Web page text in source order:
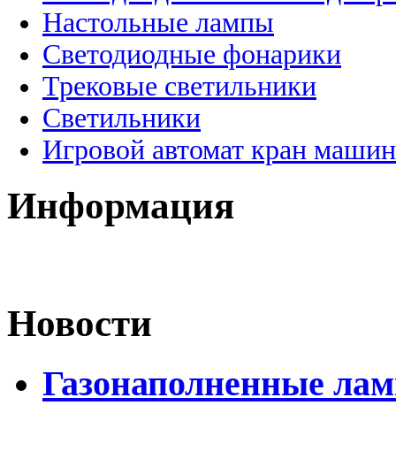
Настольные лампы
Светодиодные фонарики
Трековые светильники
Светильники
Игровой автомат кран
Информация
Новости
Газонаполненные